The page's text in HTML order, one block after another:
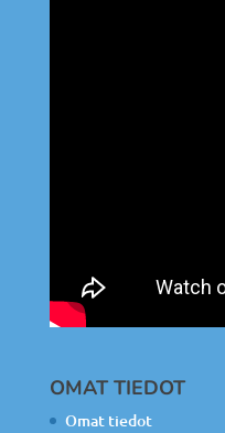
OMAT TIEDOT
Omat tiedot